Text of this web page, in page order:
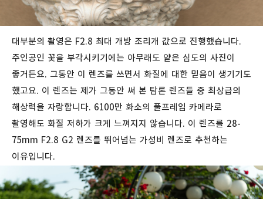
대부분의 촬영은 F2.8 최대 개방 조리개 값으로 진행했습니다.
주인공인 꽃을 부각시키기에는 아무래도 얕은 심도의 사진이
좋거든요. 그동안 이 렌즈를 쓰면서 화질에 대한 믿음이 생기기도
했고요. 이 렌즈는 제가 그동안 써 본 탐론 렌즈들 중 최상급의
해상력을 자랑합니다. 6100만 화소의 풀프레임 카메라로
촬영해도 화질 저하가 크게 느껴지지 않습니다. 이 렌즈를 28-
75mm F2.8 G2 렌즈를 뛰어넘는 가성비 렌즈로 추천하는
이유입니다.